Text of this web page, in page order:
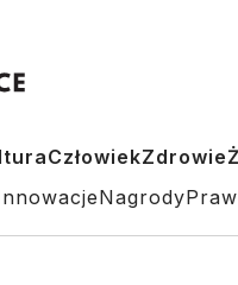
CzłowiekZdrowie
Nagrody